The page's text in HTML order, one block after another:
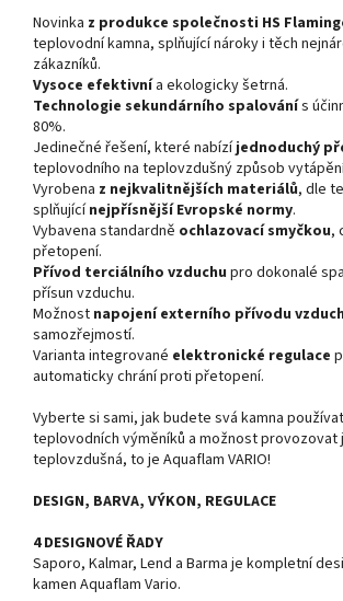
Novinka z produkce společnosti HS
teplovodní kamna, splňující nároky i těch
zákazníků.
Vysoce efektivnía ekologicky šetrná.
Technologie sekundárního spalovánís
80%.
Jedinečné řešení, které nabízíjednoduchý
teplovodního na teplovzdušný způsob
Vyrobena z nejkvalitnějších materiálů, dle
splňujícínejpřísnější Evropské normy.
Vybavena standardně ochlazovací smyčkou,
přetopení.
Přívod terciálního vzduchu pro dokonalé
přísun vzduchu.
Možnost napojení externího přívodu
samozřejmostí.
Varianta integrované elektronické regulace
automaticky chrání proti přetopení.
Vyberte si sami, jak budete svá kamna
teplovodních výměníků a možnost provozovat
teplovzdušná, to je Aquaflam VARIO!
DESIGN, BARVA, VÝKON, REGULACE
4 DESIGNOVÉ ŘADY
Saporo, Kalmar, Lend a Barma je kompletní
kamen Aquaflam Vario.